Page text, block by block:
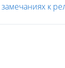
замечаниях к